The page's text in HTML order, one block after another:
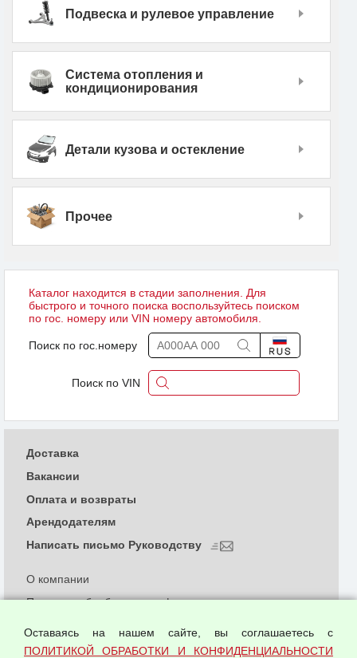
Подвеска и рулевое управление
Система отопления и
кондиционирования
Детали кузова и остекление
Прочее
Каталог находится в стадии заполнения. Для
быстрого и точного поиска воспользуйтесь поиском
по гос. номеру или VIN номеру автомобиля.
Поиск по гос.номеру
Поиск по VIN
О компании
Политика обработки и конфиденциальности
Согласием на обработку персональных данных
Доставка
Вакансии
Оплата и возвраты
Арендодателям
Написать письмо Руководству
Оставаясь на нашем сайте, вы соглашаетесь с
ПОЛИТИКОЙ ОБРАБОТКИ И КОНФИДЕНЦИАЛЬНОСТИ